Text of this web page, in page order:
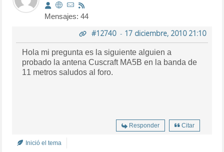
Mensajes: 44
#12740- 17 diciembre, 2010 21:10
Hola mi pregunta es la siguiente alguien a
probado la antena Cuscraft MA5B en la banda de
11 metros saludos al foro.
Responder Citar
Inició el tema